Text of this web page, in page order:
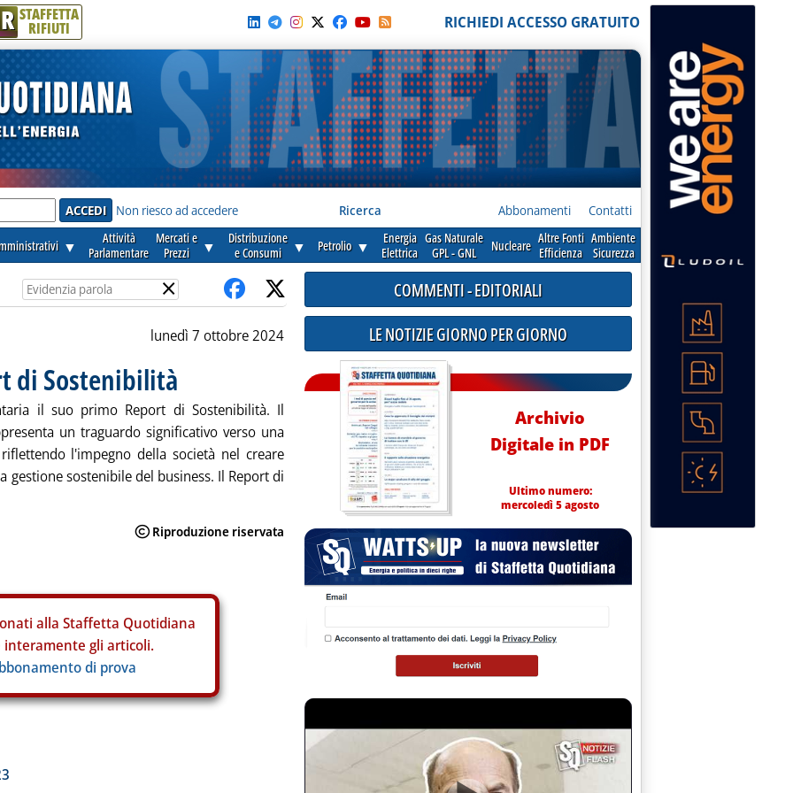
R STAFFETTA
RIFIUTI RICHIEDI ACCESSO GRATUITO
Non riesco ad accedere Ricerca Abbonamenti Contatti
▼
Attività
Parlamentare
Mercati e
Prezzi
▼
Distribuzione
e Consumi
▼ Petrolio ▼
Energia
Elettrica
Gas Naturale
GPL - GNL
Nucleare Altre Fonti
Efficienza
Ambiente
Sicurezza
×
lunedì 7 ottobre 2024
di Sostenibilità
il suo primo Report di Sostenibilità. Il
un traguardo significativo verso una
l'impegno della società nel creare
sostenibile del business. Il Report di
alla Staffetta Quotidiana
interamente gli articoli.
di prova
COMMENTI - EDITORIALI
LE NOTIZIE GIORNO PER GIORNO
Archivio
Digitale in PDF
Ultimo numero:
mercoledì 5 agosto